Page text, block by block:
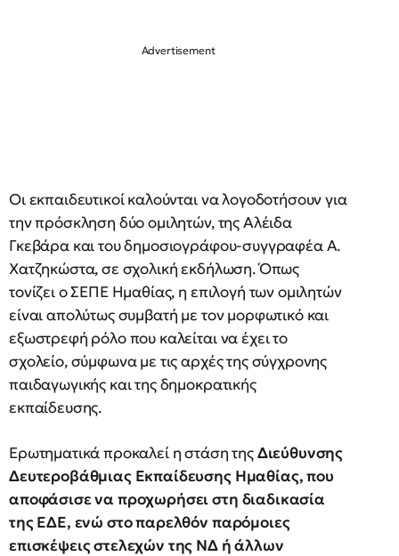
Οι εκπαιδευτικοί καλούνται να λογοδοτήσουν για
την πρόσκληση δύο ομιλητών, της Αλέιδα
Γκεβάρα και του δημοσιογράφου-συγγραφέα Α.
Χατζηκώστα, σε σχολική εκδήλωση. Όπως
τονίζει ο ΣΕΠΕ Ημαθίας, η επιλογή των ομιλητών
είναι απολύτως συμβατή με τον μορφωτικό και
εξωστρεφή ρόλο που καλείται να έχει το
σχολείο, σύμφωνα με τις αρχές της σύγχρονης
παιδαγωγικής και της δημοκρατικής
εκπαίδευσης.
Ερωτηματικά προκαλεί η στάση τηςΔιεύθυνσης
Δευτεροβάθμιας Εκπαίδευσης Ημαθίας, που
αποφάσισε να προχωρήσει στη διαδικασία
της ΕΔΕ, ενώ στο παρελθόν παρόμοιες
επισκέψεις στελεχών της ΝΔ ή άλλων